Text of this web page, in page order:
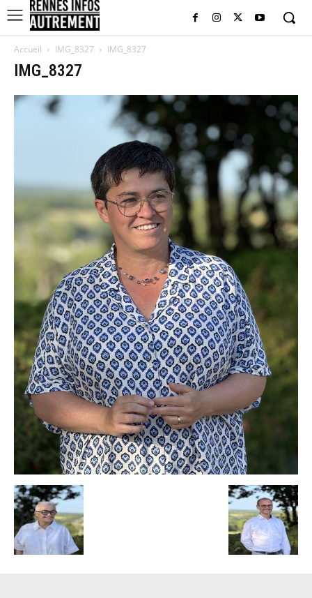
Accueil IMG_8327 IMG_8327
IMG_8327